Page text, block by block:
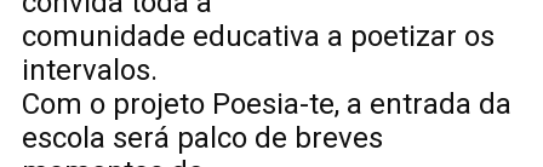
comunidade educativa a poetizar os
intervalos.
Com o projeto Poesia-te, a entrada da
escola será palco de breves